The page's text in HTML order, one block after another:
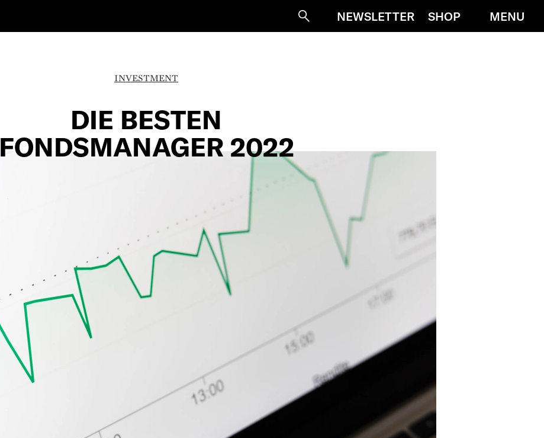
SucheNEWSLETTER SHOP MENU
INVESTMENT
DIE BESTEN
FONDSMANAGER 2022